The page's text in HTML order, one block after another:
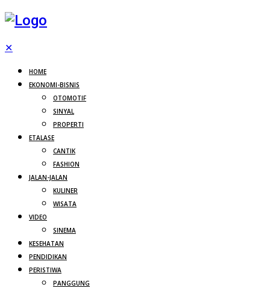
✕
HOME
EKONOMI-BISNIS
OTOMOTIF
SINYAL
PROPERTI
ETALASE
CANTIK
FASHION
JALAN-JALAN
KULINER
WISATA
VIDEO
SINEMA
KESEHATAN
PENDIDIKAN
PERISTIWA
PANGGUNG